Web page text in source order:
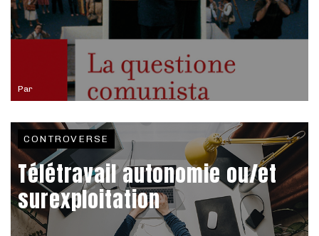
Par
CONTROVERSE
Télétravail autonomie ou/et
surexploitation